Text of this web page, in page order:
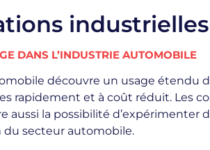
DANS L’INDUSTRIE AUTOMOBILE
découvre un usage étendu
rapidement et à coût réduit. Les
aussi la possibilité d’expérimenter
du secteur automobile.